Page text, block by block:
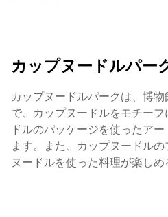
カップヌードルパー
カップヌードルパークは、博
で、カップヌードルをモチー
ドルのパッケージを使ったア
ます。また、カップヌードル
ヌードルを使った料理が楽しめ